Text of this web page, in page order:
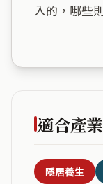
入的，哪些
適合產業
隱居養生